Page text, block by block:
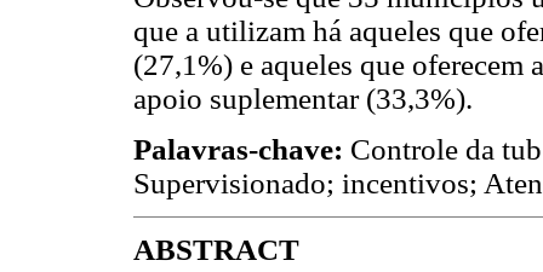
que a utilizam há aqueles que
(27,1%) e aqueles que oferecem
apoio suplementar (33,3%).
Palavras-chave: Controle da
Supervisionado; incentivos;
ABSTRACT